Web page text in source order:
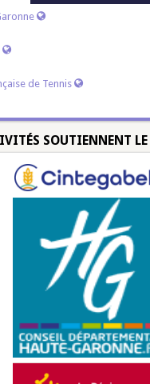
de Tennis
SOUTIENNENT